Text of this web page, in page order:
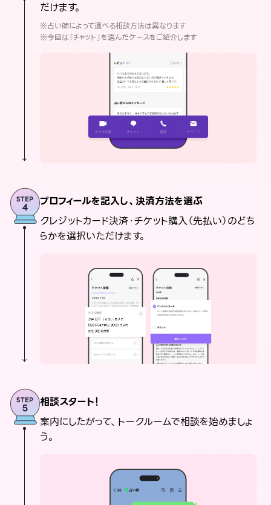
だけます。
※占い師によって選べる相談方法は異なります
※今回は「チャット」を選んだケースをご紹介します
プロフィールを記入し、決済方法を選ぶ
クレジットカード決済・チケット購入（先払い）のどち
らかを選択いただけます。
相談スタート！
案内にしたがって、トークルームで相談を始めましょ
う。